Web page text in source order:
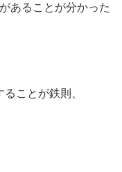
あることが分かった
ことが鉄則、